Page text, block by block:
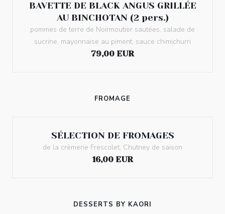
BAVETTE DE BLACK ANGUS GRILLÉE
AU BINCHOTAN (2 pers.)
pommes de terre de Noirmoutier sautées, salade de
sucrine, mayonnaise au piment, sauce chimichurri
79,00 EUR
FROMAGE
SÉLECTION DE FROMAGES
de la crèmerie Frescolet, Chutney de saison
16,00 EUR
DESSERTS BY KAORI